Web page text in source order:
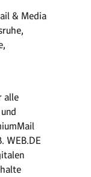
& Media
alle
WEB.DE